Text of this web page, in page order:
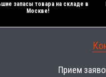
запасы товара на складе в
Москве!
Прием